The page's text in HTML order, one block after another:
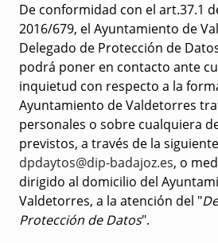
De conformidad con el art.37.1
2016/679, el Ayuntamiento de
Delegado de Protección de
podrá poner en contacto ante
inquietud con respecto a la
Ayuntamiento de Valdetorres
personales o sobre cualquiera
previstos, a través de la
dpdaytos@dip-badajoz.es, o
dirigido al domicilio del
Valdetorres, a la atención del "
Protección de Datos".